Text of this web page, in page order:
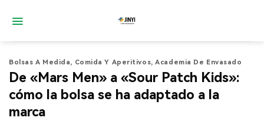
Bolsas A Medida, Comida Y Aperitivos,Academia De Envasado
De «Mars Men» a «Sour Patch Kids»:
cómo la bolsa se ha adaptado a la
marca